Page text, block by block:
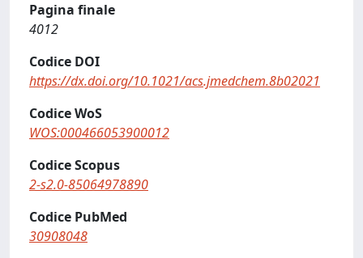
Pagina finale
4012
Codice DOI
https://dx.doi.org/10.1021/acs.jmedchem.8b02021
Codice WoS
WOS:000466053900012
Codice Scopus
2-s2.0-85064978890
Codice PubMed
30908048